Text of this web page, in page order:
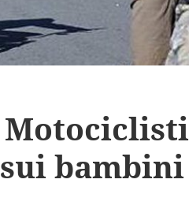
Motociclisti
bambini